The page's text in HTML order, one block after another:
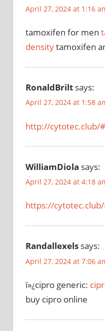
April 27, 2024 at 1:16
tamoxifen for men
densitytamoxifen
RonaldBrilt says:
April 27, 2024 at 1:58
http://cytotec.club/#
WilliamDiola says:
April 27, 2024 at 4:18
https://
Randallexels says:
April 27, 2024 at 7:06
ï»¿cipro generic:
buy cipro online